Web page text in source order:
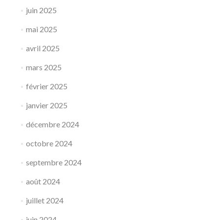
juin 2025
mai 2025
avril 2025
mars 2025
février 2025
janvier 2025
décembre 2024
octobre 2024
septembre 2024
août 2024
juillet 2024